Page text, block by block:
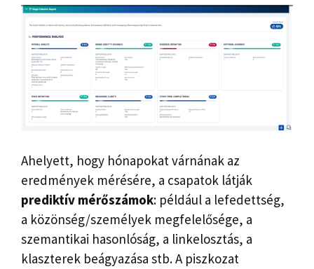
Ahelyett, hogy hónapokat várnának az
eredmények mérésére, a csapatok látják
prediktív mérőszámok: például a lefedettség,
a közönség/személyek megfelelősége, a
szemantikai hasonlóság, a linkelosztás, a
klaszterek beágyazása stb. A piszkozat